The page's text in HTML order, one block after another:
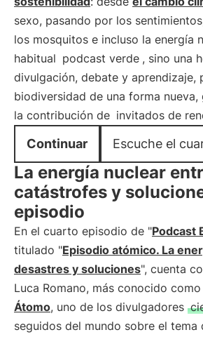
sexo, pasando por los
los mosquitos e incluso la energía
habitual podcast verde , sino una
divulgación, debate y aprendizaje,
biodiversidad de una forma nueva,
la contribución de invitados de
Continuar Escuche el
La energía nuclear
catástrofes y
episodio
En el cuarto episodio de "Podcast
titulado "Episodio atómico. La
desastres y soluciones", cuenta
Luca Romano, más conocido como
Átomo, uno de los divulgadores
seguidos del mundo sobre el tema